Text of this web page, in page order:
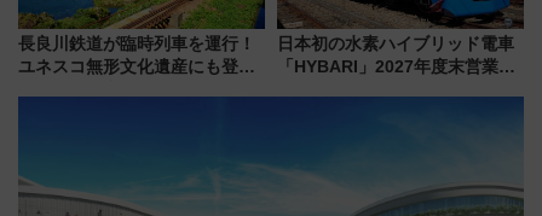
長良川鉄道が臨時列車を運行！
ユネスコ無形文化遺産にも登録
日本初の水素ハイブリッド電車
「HYBARI」2027年度末営業運